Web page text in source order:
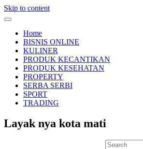
Skip to content
Toggle
navigationHome
BISNIS ONLINE
KULINER
PRODUK KECANTIKAN
PRODUK KESEHATAN
PROPERTY
SERBA SERBI
SPORT
TRADING
Layak nya kota mati